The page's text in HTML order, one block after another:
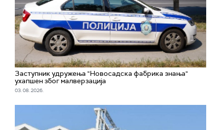
Заступник удружења "Новосадска фабрика знања"
ухапшен због малверзација
03. 08. 2026.